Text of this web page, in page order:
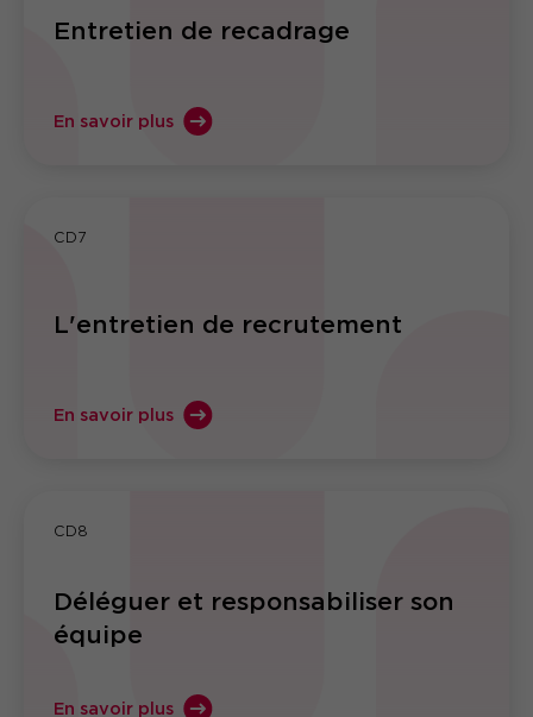
Entretien de recadrage
En savoir plus
CD7
L'entretien de recrutement
En savoir plus
CD8
Déléguer et responsabiliser son
équipe
En savoir plus